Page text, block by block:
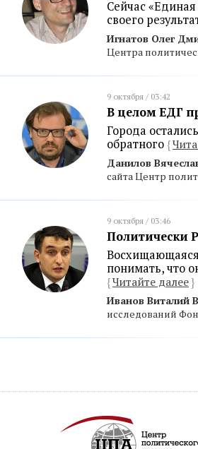
Сейчас
своего
Игнатов Олег
Центра
9 октября / 03:42
В целом ЕДГ
Города
обратного {
Данилов
сайта Центр
9 октября / 03:46
Политически
понимать, что
{Читайте далее}
Иванов Виталий
исследований